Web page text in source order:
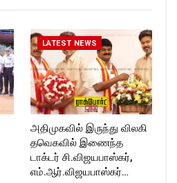
LATEST NEWS
அதிமுகவில் இருந்து விலகி
தவெகவில் இணைந்த
டாக்டர் சி.விஜயபாஸ்கர்,
எம்.ஆர்.விஜயபாஸ்கர்…